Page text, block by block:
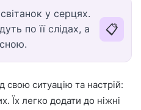
у серцях.
по її слідах, а
📋
ситуацію та настрій:
Їх легко додати до ніжні